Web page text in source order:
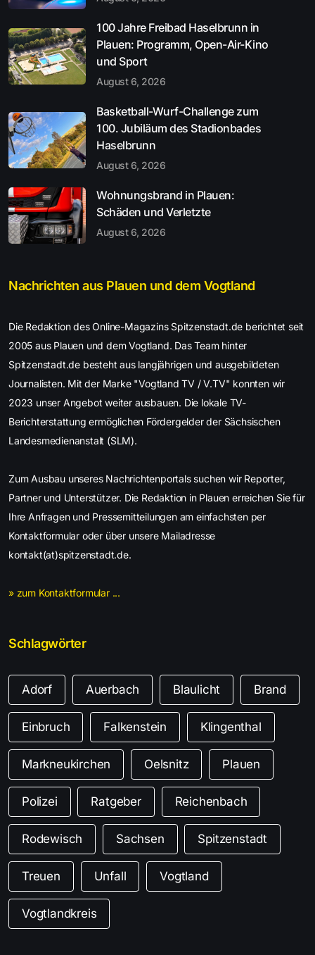
100 Jahre Freibad Haselbrunn in
Plauen: Programm, Open-Air-Kino
und Sport
August 6, 2026
Basketball-Wurf-Challenge zum
100. Jubiläum des Stadionbades
Haselbrunn
August 6, 2026
Wohnungsbrand in Plauen:
Schäden und Verletzte
August 6, 2026
Nachrichten aus Plauen und dem Vogtland
Die Redaktion des Online-Magazins Spitzenstadt.de berichtet seit
2005 aus Plauen und dem Vogtland. Das Team hinter
Spitzenstadt.de besteht aus langjährigen und ausgebildeten
Journalisten. Mit der Marke "Vogtland TV / V.TV" konnten wir
2023 unser Angebot weiter ausbauen. Die lokale TV-
Berichterstattung ermöglichen Fördergelder der Sächsischen
Landesmedienanstalt (SLM).
Zum Ausbau unseres Nachrichtenportals suchen wir Reporter,
Partner und Unterstützer. Die Redaktion in Plauen erreichen Sie für
Ihre Anfragen und Pressemitteilungen am einfachsten per
Kontaktformular oder über unsere Mailadresse
kontakt(at)spitzenstadt.de.
» zum Kontaktformular ...
Schlagwörter
Adorf Auerbach Blaulicht Brand
Einbruch Falkenstein Klingenthal
Markneukirchen Oelsnitz Plauen
Polizei Ratgeber Reichenbach
Rodewisch Sachsen Spitzenstadt
Treuen Unfall Vogtland
Vogtlandkreis